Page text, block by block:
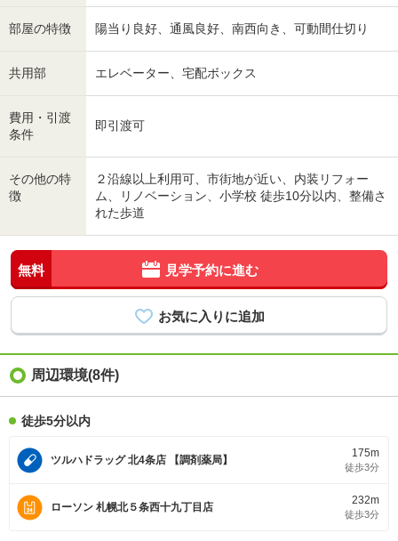
部屋の特徴 陽当り良好、通風良好、南西向き、可動間仕切り
共用部 エレベーター、宅配ボックス
費用・引渡
条件
即引渡可
その他の特
徴
２沿線以上利用可、市街地が近い、内装リフォー
ム、リノベーション、小学校 徒歩10分以内、整備さ
れた歩道
無料 見学予約に進む
周辺環境(8件)
徒歩5分以内
ツルハドラッグ 北4条店 【調剤薬局】
175m
徒歩3分
ローソン 札幌北５条西十九丁目店
232m
徒歩3分